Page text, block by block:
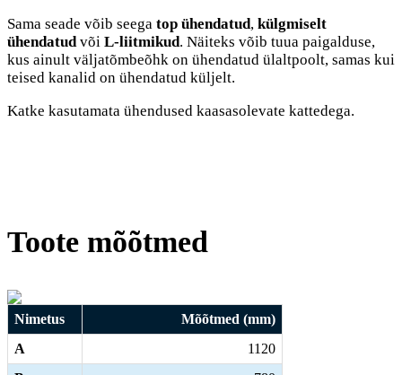
Sama seade võib seega top ühendatud, külgmiselt
ühendatud või L-liitmikud. Näiteks võib tuua paigalduse,
kus ainult väljatõmbeõhk on ühendatud ülaltpoolt, samas kui
teised kanalid on ühendatud küljelt.
Katke kasutamata ühendused kaasasolevate kattedega.
Toote mõõtmed
Nimetus
Mõõtmed (mm)
A
1120